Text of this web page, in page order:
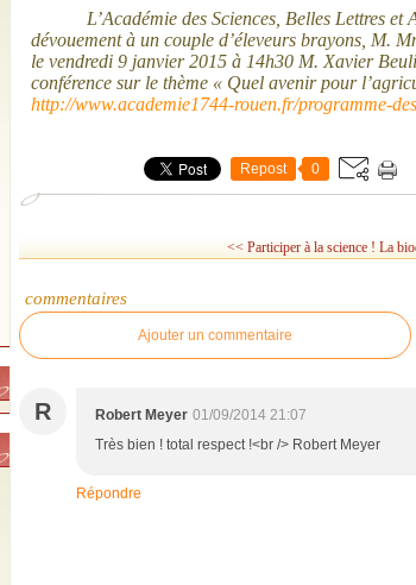
L’Académie des Sciences, Belles Lettres
dévouement à un couple d’éleveurs brayons, M.
le vendredi 9 janvier 2015 à 14h30 M. Xavier
conférence sur le thème « Quel avenir pour
http://www.academie1744-rouen.fr/programme-
Repost 0
<< Participer à la science ! La
commentaires
Ajouter un commentaire
R Robert Meyer 01/09/2014 21:07
Très bien ! total respect !<br /> Robert Meyer
Répondre